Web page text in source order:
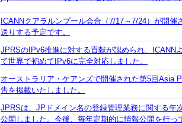
ICANNクアラルンプール会合（7/17～7/24）が開
送りする予定です。
JPRSのIPv6推進に対する貢献が認められ、ICANN
て世界で初めてIPv6に完全対応しました。
オーストラリア・ケアンズで開催された第5回Asia
告を掲載いたしました。
JPRSは、JPドメイン名の登録管理業務に関する年
公開しました。今後、毎年定期的に情報公開を行っ